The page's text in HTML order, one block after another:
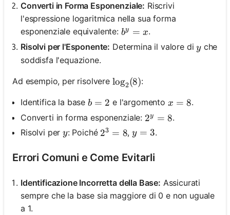
Converti in Forma Esponenziale: Riscrivi
l'espressione logaritmica nella sua forma
esponenziale equivalente: b^y = x
by = x.
Risolvi per l'Esponente: Determina il valore diy
yche
soddisfa l'equazione.
Ad esempio, per risolvere \log_2(8)
log2(8):
Identifica la base b = 2
b = 2 e l'argomento x = 8
x = 8.
Converti in forma esponenziale: 2^y = 8
2y = 8.
Risolvi pery
y: Poiché 2^3 = 8
23 = 8,y = 3
y = 3.
Errori Comuni e Come Evitarli
Identificazione Incorretta della Base: Assicurati
sempre che la base sia maggiore di 0 e non uguale
a 1.